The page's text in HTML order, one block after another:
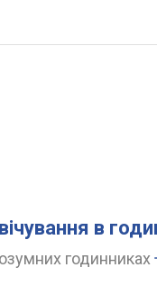
в
годинниках